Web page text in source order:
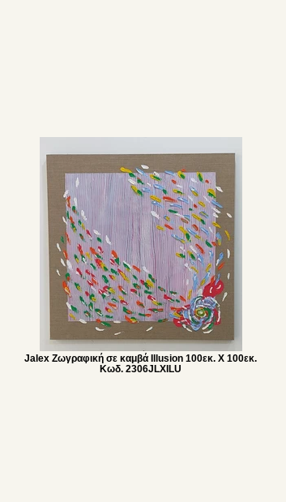
Jalex Ζωγραφική σε καμβά Illusion 100εκ. Χ 100εκ.
Κωδ. 2306JLXILU